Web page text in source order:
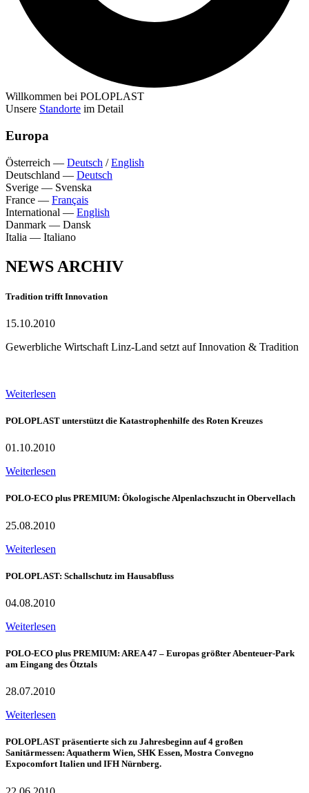
Willkommen bei POLOPLAST
Unsere Standorte im Detail
Europa
Österreich — Deutsch /English
Deutschland — Deutsch
Sverige — Svenska
France — Français
International — English
Danmark — Dansk
Italia — Italiano
NEWS ARCHIV
Tradition trifft Innovation
15.10.2010
Gewerbliche Wirtschaft Linz-Land setzt auf Innovation & Tradition
Weiterlesen
POLOPLAST unterstützt die Katastrophenhilfe des Roten Kreuzes
01.10.2010
Weiterlesen
POLO-ECO plus PREMIUM: Ökologische Alpenlachszucht in Obervellach
25.08.2010
Weiterlesen
POLOPLAST: Schallschutz im Hausabfluss
04.08.2010
Weiterlesen
POLO-ECO plus PREMIUM: AREA 47 – Europas größter Abenteuer-Park
am Eingang des Ötztals
28.07.2010
Weiterlesen
POLOPLAST präsentierte sich zu Jahresbeginn auf 4 großen
Sanitärmessen: Aquatherm Wien, SHK Essen, Mostra Convegno
Expocomfort Italien und IFH Nürnberg.